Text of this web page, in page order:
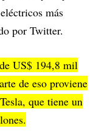
más
por Twitter.
US$ 194,8 mil
de eso proviene
que tiene un